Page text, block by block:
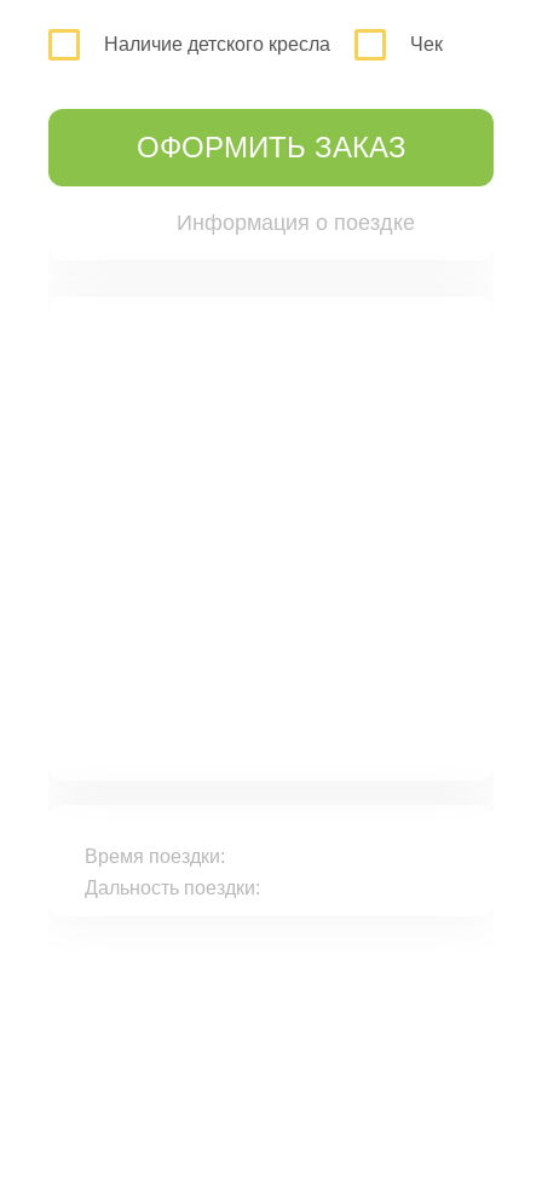
Наличие детского кресла Чек
ОФОРМИТЬ ЗАКАЗ
Информация о поездке
Время поездки:
Дальность поездки: